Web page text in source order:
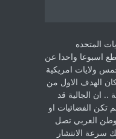
المتحده
عام 1993 ، لم ‏تنقطع اسبوعا واحدا عن
ولايات امريكية
الهدف الاول من
.. ان الجالية قد
تكن الفضائيات او
‏العربي تصل
سرعة الانتشار